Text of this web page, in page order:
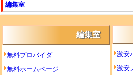
編集室
編集室
無料プロバイダ
無料ホームページ
激安
激安